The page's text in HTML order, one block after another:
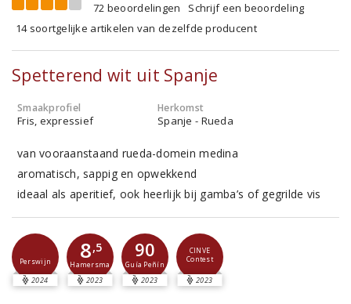
72 beoordelingen
Schrijf een beoordeling
14 soortgelijke artikelen van dezelfde producent
Spetterend wit uit Spanje
Smaakprofiel
Fris, expressief
Herkomst
Spanje - Rueda
van vooraanstaand rueda-domein medina
aromatisch, sappig en opwekkend
ideaal als aperitief, ook heerlijk bij gamba’s of gegrilde vis
Perswijn
2024
8,5
Hamersma
2023
90
Guía Peñín
2023
CINVE
Contest
2023